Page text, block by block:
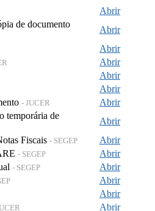
Abrir
de documento
Abrir
Abrir
Abrir
Abrir
Abrir
- JUCER
Abrir
temporária de
Abrir
Fiscais - SEGEP
Abrir
- SEGEP
Abrir
- SEGEP
Abrir
Abrir
Abrir
Abrir